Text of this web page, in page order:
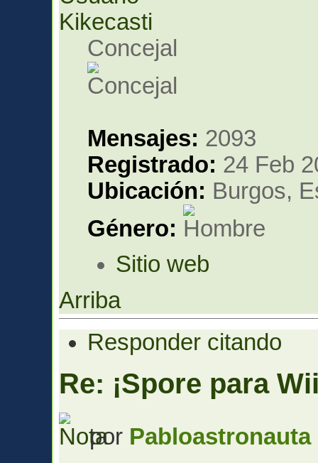
Kikecasti
Concejal
Mensajes: 2093
Registrado: 24 Feb
Ubicación: Burgos,
Género:
Sitio web
Arriba
Responder citando
Re: ¡Spore para
por Pabloastronauta